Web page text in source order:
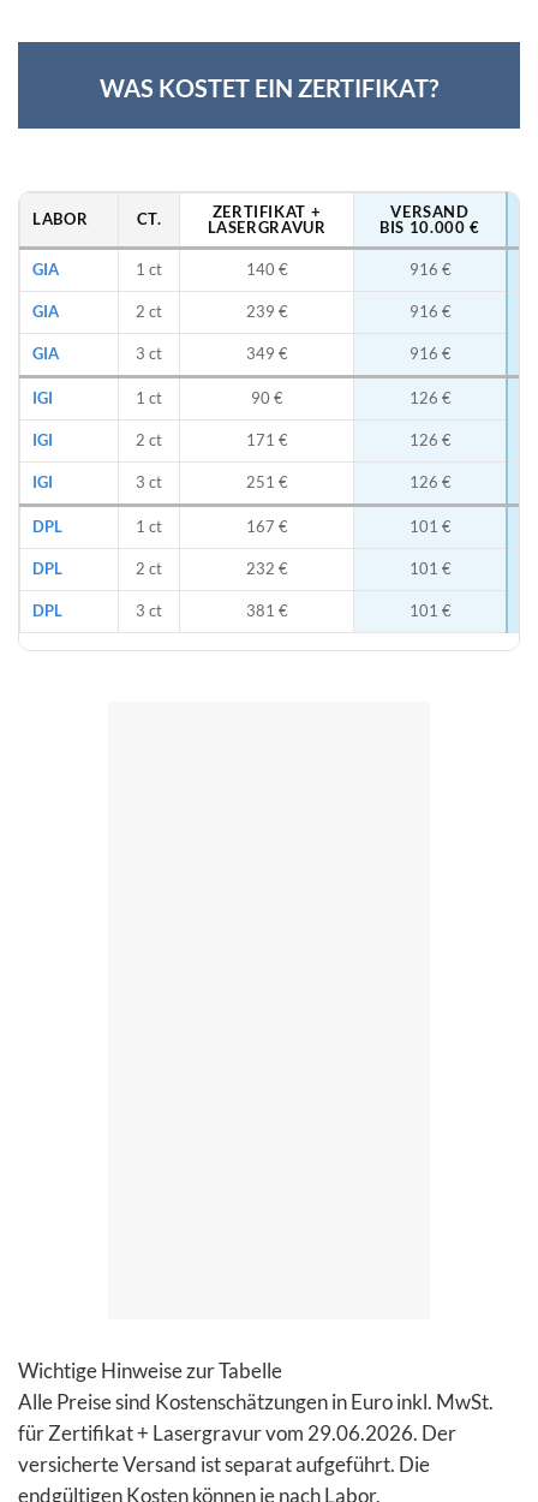
WAS KOSTET EIN ZERTIFIKAT?
LABOR CT.
ZERTIFIKAT +
LASERGRAVUR
VERSAND
BIS 10.000 €
GIA 1 ct 140 € 916 €
GIA 2 ct 239 € 916 €
GIA 3 ct 349 € 916 €
IGI 1 ct 90 € 126 €
IGI 2 ct 171 € 126 €
IGI 3 ct 251 € 126 €
DPL 1 ct 167 € 101 €
DPL 2 ct 232 € 101 €
DPL 3 ct 381 € 101 €
Wichtige Hinweise zur Tabelle
Alle Preise sind Kostenschätzungen in Euro inkl. MwSt.
für Zertifikat + Lasergravur vom 29.06.2026. Der
versicherte Versand ist separat aufgeführt. Die
endgültigen Kosten können je nach Labor,